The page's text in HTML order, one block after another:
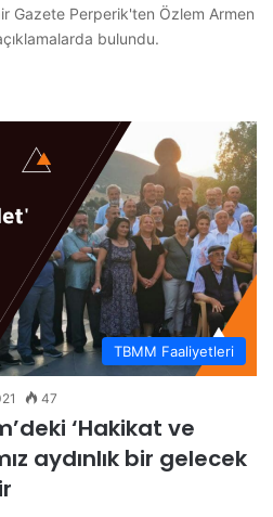
Gazete Perperik'ten Özlem Armen
bulundu.
TBMM Faaliyetleri
47
‘Hakikat ve
aydınlık bir gelecek